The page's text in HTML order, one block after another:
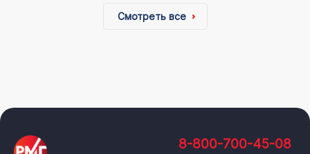
Смотреть все
8-800-700-45-08